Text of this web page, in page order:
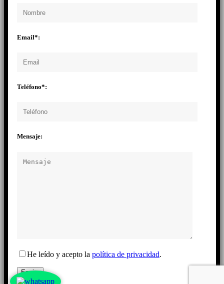
Email*:
Teléfono*:
Mensaje:
He leído y acepto la política de privacidad.